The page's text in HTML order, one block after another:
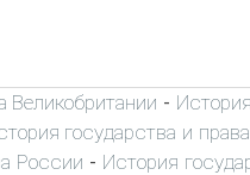
Великобритании -
государства и
России - История